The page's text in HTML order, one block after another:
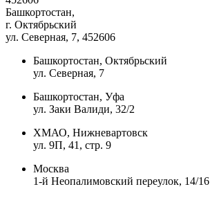
Башкортостан,
г. Октябрьский
ул. Северная, 7, 452606
Башкортостан, Октябрьский
ул. Северная, 7
Башкортостан, Уфа
ул. Заки Валиди, 32/2
ХМАО, Нижневартовск
ул. 9П, 41, стр. 9
Москва
1-й Неопалимовский переулок, 14/16